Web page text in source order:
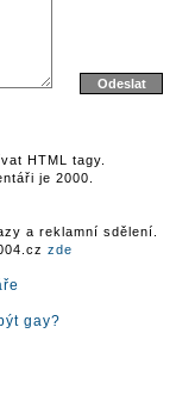
HTML tagy.
je 2000.
a reklamní sdělení.
zde
gay?